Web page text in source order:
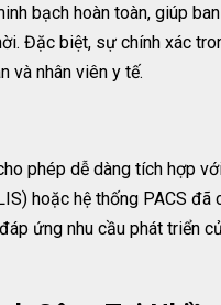
bạch hoàn toàn, giúp
Đặc biệt, sự chính xác
và nhân viên y tế.
phép dễ dàng tích hợp
hoặc hệ thống PACS
ứng nhu cầu phát triển